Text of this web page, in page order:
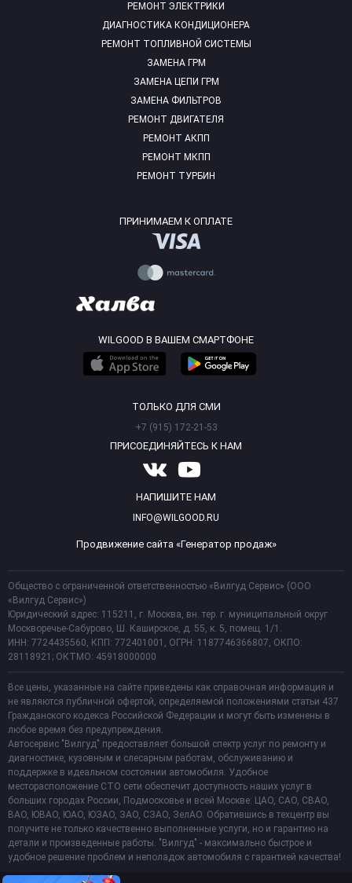
РЕМОНТ ЭЛЕКТРИКИ
ДИАГНОСТИКА КОНДИЦИОНЕРА
РЕМОНТ ТОПЛИВНОЙ СИСТЕМЫ
ЗАМЕНА ГРМ
ЗАМЕНА ЦЕПИ ГРМ
ЗАМЕНА ФИЛЬТРОВ
РЕМОНТ ДВИГАТЕЛЯ
РЕМОНТ АКПП
РЕМОНТ МКПП
РЕМОНТ ТУРБИН
ПРИНИМАЕМ К ОПЛАТЕ
WILGOOD В ВАШЕМ СМАРТФОНЕ
ТОЛЬКО ДЛЯ СМИ
+7 (915) 172-21-53
ПРИСОЕДИНЯЙТЕСЬ К НАМ
НАПИШИТЕ НАМ
INFO@WILGOOD.RU
Продвижение сайта «Генератор продаж»
Общество с ограниченной ответственностью «Вилгуд Сервис» (ООО
«Вилгуд Сервис»)
Юридический адрес: 115211, г. Москва, вн. тер. г. муниципальный округ
Москворечье-Сабурово, Ш. Каширское, д. 55, к. 5, помещ. 1/1.
ИНН: 7724435560, КПП: 772401001, ОГРН: 1187746366807, ОКПО:
28118921; ОКТМО: 45918000000
Все цены, указанные на сайте приведены как справочная информация и
не являются публичной офертой, определяемой положениями статьи 437
Гражданского кодекса Российской Федерации и могут быть изменены в
любое время без предупреждения.
Автосервис "Вилгуд" предоставляет большой спектр услуг по ремонту и
диагностике, кузовным и слесарным работам, обслуживанию и
поддержке в идеальном состоянии автомобиля. Удобное
месторасположение СТО сети обеспечит доступность наших услуг в
больших городах России, Подмосковье и всей Москве: ЦАО, САО, СВАО,
ВАО, ЮВАО, ЮАО, ЮЗАО, ЗАО, СЗАО, ЗелАО. Обратившись в техцентр вы
получите не только качественно выполненные услуги, но и гарантию на
детали и произведенные работы. "Вилгуд" - максимально быстрое и
удобное решение проблем и неполадок автомобиля с гарантией качества!